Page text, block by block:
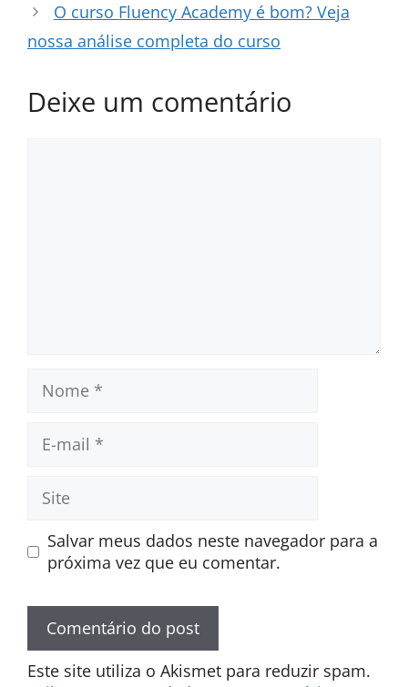
O curso Fluency Academy é bom? Veja
nossa análise completa do curso
Deixe um comentário
mail
Site
Salvar meus dados neste navegador para a
próxima vez que eu comentar.
Este site utiliza o Akismet para reduzir spam.